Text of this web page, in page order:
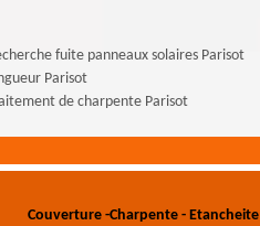
fuite panneaux solaires Parisot
Parisot
de charpente Parisot
Couverture -Charpente - Etancheite